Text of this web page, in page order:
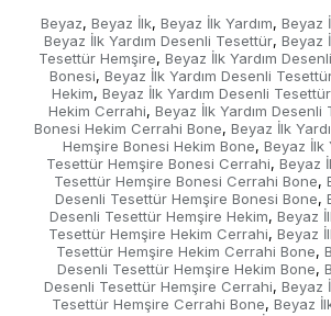
Beyaz, Beyaz İlk, Beyaz İlk Yardım, Beyaz
Beyaz İlk Yardım Desenli Tesettür, Beyaz
Tesettür Hemşire, Beyaz İlk Yardım
Bonesi, Beyaz İlk Yardım Desenli
Hekim, Beyaz İlk Yardım Desenli
Hekim Cerrahi, Beyaz İlk Yardım Desenli
Bonesi Hekim Cerrahi Bone, Beyaz İlk
Hemşire Bonesi Hekim Bone, Beyaz İlk
Tesettür Hemşire Bonesi Cerrahi, Beyaz
Tesettür Hemşire Bonesi Cerrahi Bone,
Desenli Tesettür Hemşire Bonesi Bone,
Desenli Tesettür Hemşire Hekim, Beyaz
Tesettür Hemşire Hekim Cerrahi, Beyaz
Tesettür Hemşire Hekim Cerrahi Bone,
Desenli Tesettür Hemşire Hekim Bone,
Desenli Tesettür Hemşire Cerrahi, Beyaz
Tesettür Hemşire Cerrahi Bone, Beyaz